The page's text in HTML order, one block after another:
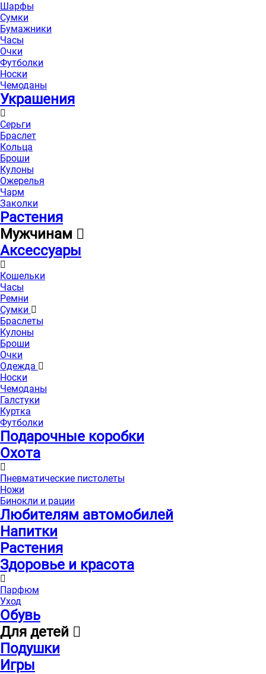
Шарфы
Сумки
Бумажники
Часы
Очки
Футболки
Носки
Чемоданы
Украшения
Серьги
Браслет
Кольца
Броши
Кулоны
Ожерелья
Чарм
Заколки
Растения
Мужчинам
Аксессуары
Кошельки
Часы
Ремни
Сумки
Браслеты
Кулоны
Броши
Очки
Одежда
Носки
Чемоданы
Галстуки
Куртка
Футболки
Подарочные коробки
Охота
Пневматические пистолеты
Ножи
Бинокли и рации
Любителям автомобилей
Напитки
Растения
Здоровье и красота
Парфюм
Уход
Обувь
Для детей
Подушки
Игры